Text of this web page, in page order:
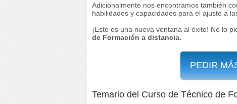
Adicionalmente nos encontramos también
habilidades y capacidades para el ajuste a
¡Esto es una nueva ventana al éxito! No lo
de Formación a distancia.
PEDIR
Temario del Curso de Técnico de